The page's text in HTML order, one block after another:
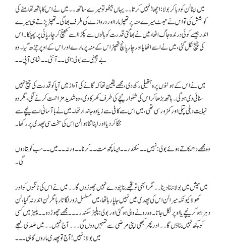
میں اپنا لن کو دبا کر بولا: اچھا! نہیں کرتا۔۔ یہاں بیٹھو تو میرے ساتھ۔۔ میں نے اس کا ہاتھ تھامنے کی
کوشش کی تو اس نے جھٹ میرے منہ پر تھپڑ مارا اور دروازے کی طرف بھاگی۔ تھپڑ پڑتے ہی میرے
اندر جیسے کوئی درندہ جاگ اٹھا، میں نے بھاگتی قدرت کو بالوں سے پکڑا اسے کھینچ کر چار پائی پر پھینکا۔ اس
کی چیخ نکل گئی، میں نے اسے اٹھایا اور چار پانچ تھپڑ اس کے منہ پر مارے اور اس کے اوپر چڑھ گیا۔ وہ
بےچینی سے بولی : امی۔۔ آنٹی۔۔ شاہی آپی۔۔
میں نے اس کے ہونٹوں پر ہ ہتھیلی رکھ دی، مجھے یقین تھا کہ گانے کی آواز میں آپا کو قدرت کی چیخ نہیں
سنائی دی ہو گی۔ ہاتھ بڑھا کر اس کی شلوار نیچے کی طرف کھر کادی، وہ شدید مزاحمت کرنے لگی، مگر وہ
نہایت دبلی پتلی اور کمزور سی تھی، میں اس سے کافی سے زیادہ جاندار تھا۔ میں نے با آسانی اسے نیچے سے
ننگا کر دیا اور اپنا تنا ہوا لن اس کی سخت سی پھدی پر رکھا۔
وہ مجھے دھمکاتے ہوئے بولی: نہیں۔۔ سکندر ۔۔ ایسا کچھ مت۔۔ کرنا۔۔ ورنہ۔۔ میں۔۔ سب کو بتا دوں
گی۔
میں طیش میں بولا : بتا دینا۔۔ مگر ابھی تو تجھے بنا چو دے نہیں چھوڑوں گا۔۔ میں نے اس کی ٹانگوں کو اور
کھولا کیونکہ میرا لن اس کی پھدی میں نہیں جا پار ہا تھا، میں مسلسل زور لگا تار ہا مگر لن اندر نہ گیا، لن
دہراہو کر نیچے یا اوپر نکل جاتا۔ وہ رونے والی ہو گئی اور بولی: پلیز سکندر۔۔۔ مجھے چھوڑ دو۔۔ پلیز میں کسی
کو کچھ نہیں بتاؤں گا۔۔ اور پھر کبھی اپنی مرضی سے تمہیں دوں گی۔۔۔ آج نہیں ۔۔ میں ضدی لہجے
میں بولا : نہیں ! آج تو پھدی ماروں گا ہی۔۔۔